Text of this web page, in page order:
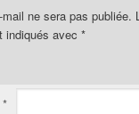
ne sera pas publiée.
indiqués avec*
*